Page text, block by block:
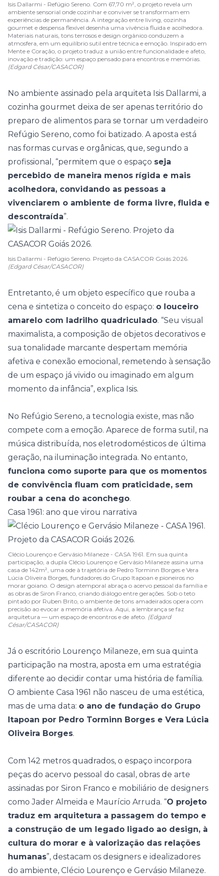
Isis Dallarmi - Refúgio Sereno. Com 67,70 m², o projeto revela um
ambiente sensorial onde cozinhar e conviver se transformam em
experiências de permanência. A integração entre living, cozinha
gourmet e despensa flexível desenha uma vivência fluida e acolhedora.
Materiais naturais, tons terrosos e design orgânico conduzem a
atmosfera, em um equilíbrio sutil entre técnica e emoção. Inspirado em
Mente e Coração, o projeto traduz a união entre funcionalidade e afeto,
inovação e tradição: um espaço pensado para encontros e memórias.
(Edgard César/CASACOR)
No ambiente assinado pela arquiteta Isis Dallarmi, a
cozinha gourmet deixa de ser apenas território do
preparo de alimentos para se tornar um verdadeiro
Refúgio Sereno, como foi batizado. A aposta está
nas formas curvas e orgânicas, que, segundo a
profissional, “permitem que o espaço seja
percebido de maneira menos rígida e mais
acolhedora, convidando as pessoas a
vivenciarem o ambiente de forma livre, fluida e
descontraída”.
Isis Dallarmi - Refúgio Sereno. Projeto da CASACOR Goiás 2026.
(Edgard César/CASACOR)
Entretanto, é um objeto específico que rouba a
cena e sintetiza o conceito do espaço: o louceiro
amarelo com ladrilho quadriculado. “Seu visual
maximalista, a composição de objetos decorativos e
sua tonalidade marcante despertam memória
afetiva e conexão emocional, remetendo à sensação
de um espaço já vivido ou imaginado em algum
momento da infância”, explica Isis.
No Refúgio Sereno, a tecnologia existe, mas não
compete com a emoção. Aparece de forma sutil, na
música distribuída, nos eletrodomésticos de última
geração, na iluminação integrada. No entanto,
funciona como suporte para que os momentos
de convivência fluam com praticidade, sem
roubar a cena do aconchego.
Casa 1961: ano que virou narrativa
Clécio Lourenço e Gervásio Milaneze - CASA 1961. Em sua quinta
participação, a dupla Clécio Lourenço e Gervásio Milaneze assina uma
casa de 142m², uma ode à trajetória de Pedro Torminn Borges e Vera
Lúcia Oliveira Borges, fundadores do Grupo Itapoan e pioneiros no
morar goiano. O design atemporal abraça o acervo pessoal da família e
as obras de Siron Franco, criando diálogo entre gerações. Sob o teto
pintado por Ruben Brito, o ambiente de tons amadeirados opera com
precisão ao evocar a memória afetiva. Aqui, a lembrança se faz
arquitetura — um espaço de encontros e de afeto. (Edgard
César/CASACOR)
Já o escritório Lourenço Milaneze, em sua quinta
participação na mostra, aposta em uma estratégia
diferente ao decidir contar uma história de família.
O ambiente Casa 1961 não nasceu de uma estética,
mas de uma data: o ano de fundação do Grupo
Itapoan por Pedro Torminn Borges e Vera Lúcia
Oliveira Borges.
Com 142 metros quadrados, o espaço incorpora
peças do acervo pessoal do casal, obras de arte
assinadas por Siron Franco e mobiliário de designers
como Jader Almeida e Maurício Arruda. “O projeto
traduz em arquitetura a passagem do tempo e
a construção de um legado ligado ao design, à
cultura do morar e à valorização das relações
humanas”, destacam os designers e idealizadores
do ambiente, Clécio Lourenço e Gervásio Milaneze.